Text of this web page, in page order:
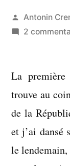
Publié
par
Antonin
2
La
trouve au
de la
et j’ai dansé
le